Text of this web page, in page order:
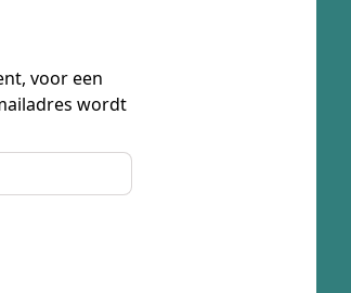
voor een
wordt